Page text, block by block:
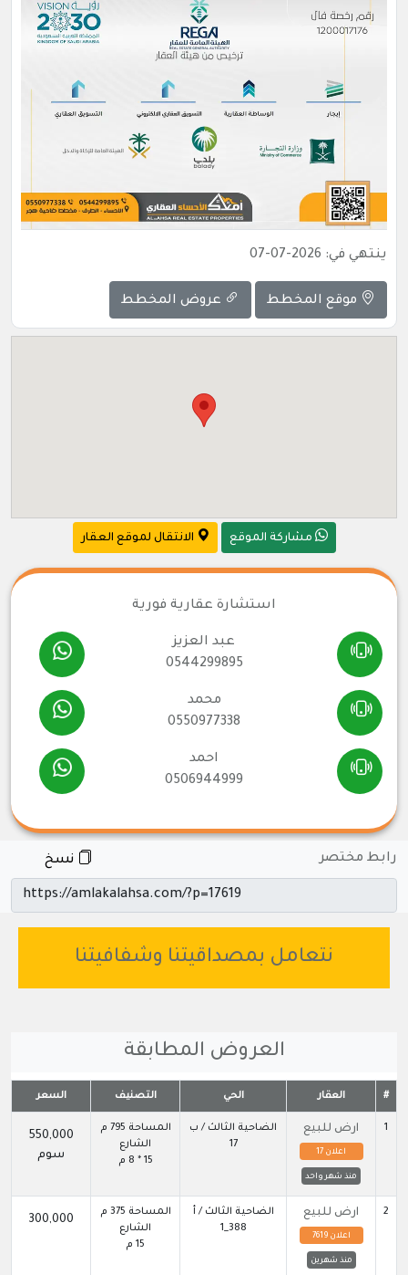
ينتهي في: 2026-07-07
موقع المخطط عروض المخطط
مشاركة الموقع الانتقال لموقع العقار
استشارة عقارية فورية
عبد العزيز
0544299895
محمد
0550977338
احمد
0506944999
رابط مختصر
نتعامل بمصداقيتنا وشفافيتنا
العروض المطابقة
# العقار الحي التصنيف السعر
1 ارض للبيع
اعلان 17
منذ شهر واحد
الضاحية الثالث / ب
17
المساحة 795 م
الشارع
15 * 8 م
550,000
سوم
2 ارض للبيع
اعلان 7619
منذ شهرين
الضاحية الثالث / أ
388_1
المساحة 375 م
الشارع
15 م
300,000